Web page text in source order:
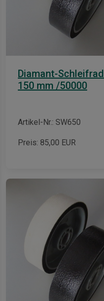
Diamant-Schleifrad
150 mm /50000
Artikel-Nr.: SW650
Preis: 85,00 EUR